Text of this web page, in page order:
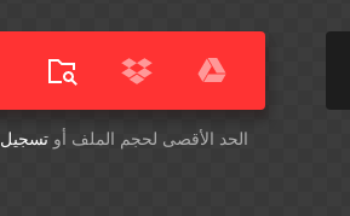
أسقِط الملفات هنا. 1 GB الحد الأقصى لحجم الملف أوتسجيل